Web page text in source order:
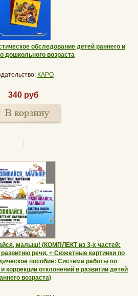
обследование детей раннего и
дошкольного возраста
КАРО
340 руб
малыш! (КОМПЛЕКТ из 3-х частей:
речи. + Сюжетные картинки по
пособие: Система работы по
коррекции отклонений в развитии детей
возраста)